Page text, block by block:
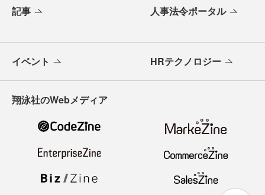
記事 人事法令ポータル
イベント HRテクノロジー
翔泳社のWebメディア